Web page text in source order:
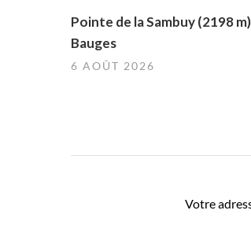
Pointe de la Sambuy (2198
Bauges
6 AOÛT 2026
Votre